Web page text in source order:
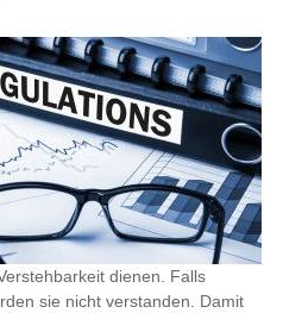
dienen. Falls
sie nicht verstanden. Damit